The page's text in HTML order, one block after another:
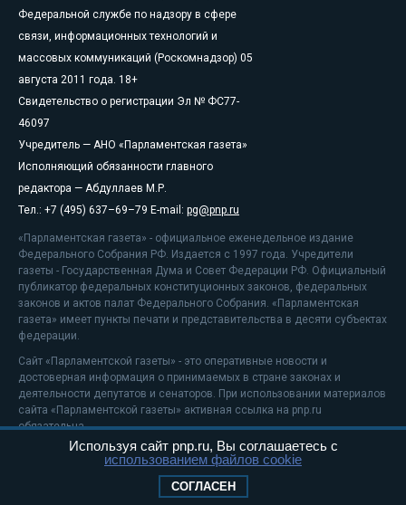
Федеральной службе по надзору в сфере
связи, информационных технологий и
массовых коммуникаций (Роскомнадзор) 05
августа 2011 года. 18+
Свидетельство о регистрации Эл № ФС77-
46097
Учредитель — АНО «Парламентская газета»
Исполняющий обязанности главного
редактора — Абдуллаев М.Р.
Тел.: +7 (495) 637–69–79 E-mail: pg@pnp.ru
«Парламентская газета» - официальное еженедельное издание
Федерального Собрания РФ. Издается с 1997 года. Учредители
газеты - Государственная Дума и Совет Федерации РФ. Официальный
публикатор федеральных конституционных законов, федеральных
законов и актов палат Федерального Собрания. «Парламентская
газета» имеет пункты печати и представительства в десяти субъектах
федерации.
Сайт «Парламентской газеты» - это оперативные новости и
достоверная информация о принимаемых в стране законах и
деятельности депутатов и сенаторов. При использовании материалов
сайта «Парламентской газеты» активная ссылка на pnp.ru
обязательна.
На информационном ресурсе применяютсярекомендательные
Положение о защите персональных данных
Используя сайт pnp.ru, Вы соглашаетесь с
использованием файлов cookie
СОГЛАСЕН